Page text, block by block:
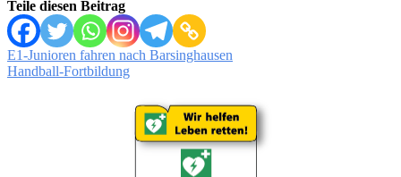
Teile diesen Beitrag
Beitragsnavigation
E1-Junioren fahren nach Barsinghausen
Handball-Fortbildung